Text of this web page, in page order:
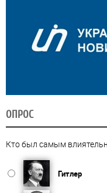
ОПРОС
Кто был самым
Гитлер